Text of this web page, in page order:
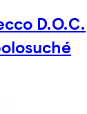
D.O.C.